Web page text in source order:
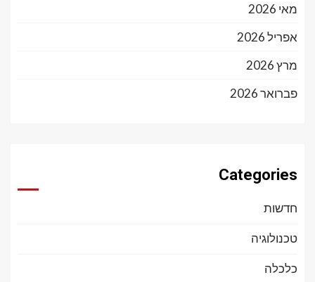
מאי 2026
אפריל 2026
מרץ 2026
פברואר 2026
Categories
חדשות
טכנולוגיה
כלכלה